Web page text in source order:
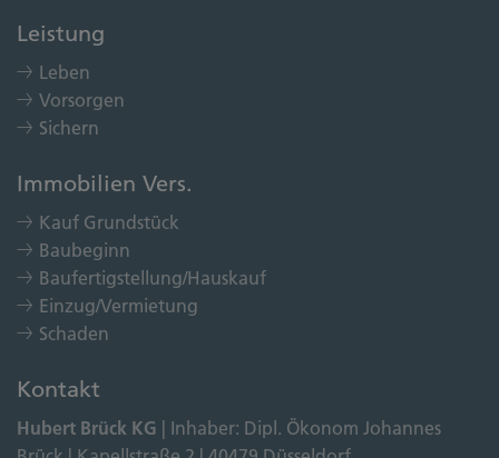
Leistung
Leben
Vorsorgen
Sichern
Immobilien Vers.
Kauf Grundstück
Baubeginn
Baufertigstellung/Hauskauf
Einzug/Vermietung
Schaden
Kontakt
Hubert Brück KG | Inhaber: Dipl. Ökonom Johannes